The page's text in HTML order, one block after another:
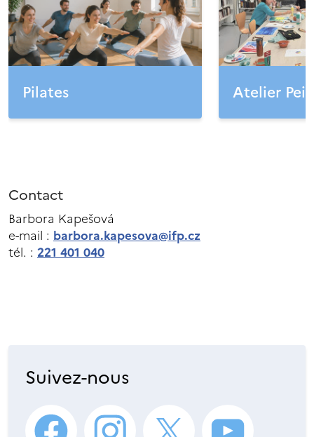
Pilates Atelier
Contact
Barbora Kapešová
e-mail : barbora.kapesova@ifp.cz
tél. : 221 401 040
Suivez-nous